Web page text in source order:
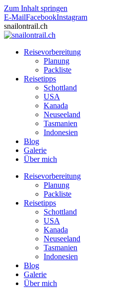
Zum Inhalt springen
E-MailFacebookInstagram
snailontrail.ch
Reisevorbereitung
Planung
Packliste
Reisetipps
Schottland
USA
Kanada
Neuseeland
Tasmanien
Indonesien
Blog
Galerie
Über mich
Reisevorbereitung
Planung
Packliste
Reisetipps
Schottland
USA
Kanada
Neuseeland
Tasmanien
Indonesien
Blog
Galerie
Über mich